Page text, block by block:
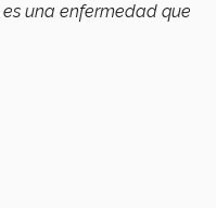
es una enfermedad que